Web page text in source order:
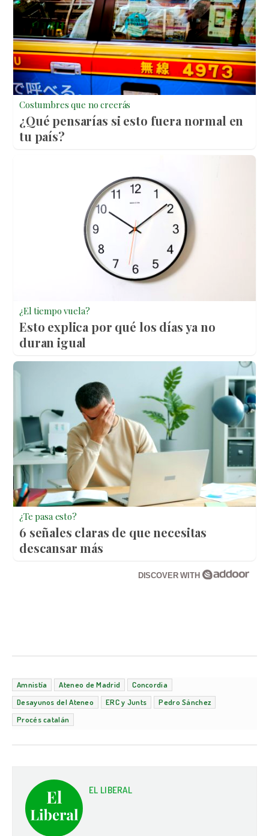
Costumbres que no creerás
¿Qué pensarías si esto fuera normal en
tu país?
¿El tiempo vuela?
Esto explica por qué los días ya no
duran igual
¿Te pasa esto?
6 señales claras de que necesitas
descansar más
DISCOVER WITH
Amnistía Ateneo de Madrid
Concordia
Desayunos del Ateneo
ERC y Junts
Pedro Sánchez
Procés catalán
EL LIBERAL